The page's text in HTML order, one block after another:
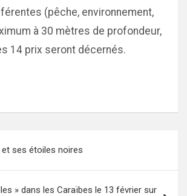
(pêche, environnement,
à 30 mètres de profondeur,
14 prix seront décernés.
ses étoiles noires
» dans les Caraïbes le 13 février sur